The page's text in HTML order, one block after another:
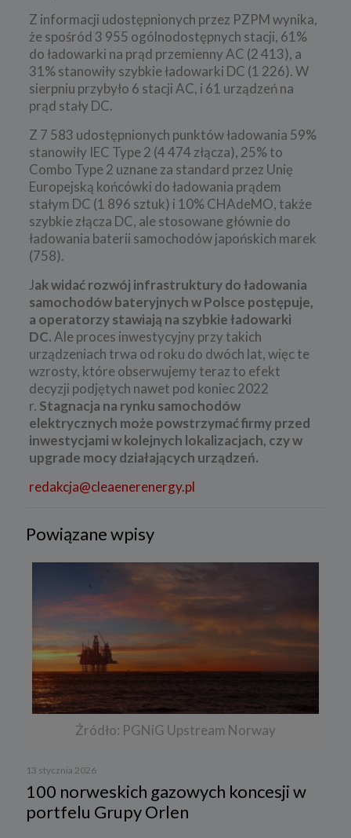
Z informacji udostępnionych przez PZPM wynika,
że spośród 3 955 ogólnodostępnych stacji, 61%
do ładowarki na prąd przemienny AC (2 413), a
31% stanowiły szybkie ładowarki DC (1 226). W
sierpniu przybyło 6 stacji AC, i 61 urządzeń na
prąd stały DC.
Z 7 583 udostępnionych punktów ładowania 59%
stanowiły IEC Type 2 (4 474 złącza), 25% to
Combo Type 2 uznane za standard przez Unię
Europejską końcówki do ładowania prądem
stałym DC (1 896 sztuk) i 10% CHAdeMO, także
szybkie złącza DC, ale stosowane głównie do
ładowania baterii samochodów japońskich marek
(758).
Jak widać rozwój infrastruktury do ładowania
samochodów bateryjnych w Polsce postępuje,
a operatorzy stawiają na szybkie ładowarki
DC.Ale proces inwestycyjny przy takich
urządzeniach trwa od roku do dwóch lat, więc te
wzrosty, które obserwujemy teraz to efekt
decyzji podjętych nawet pod koniec 2022
r. Stagnacja na rynku samochodów
elektrycznych może powstrzymać firmy przed
inwestycjami w kolejnych lokalizacjach, czy w
upgrade mocy działających urządzeń.
redakcja@cleaenerenergy.pl
Powiązane wpisy
Źródło: PGNiG Upstream Norway
13 stycznia 2026
100 norweskich gazowych koncesji w
portfelu Grupy Orlen